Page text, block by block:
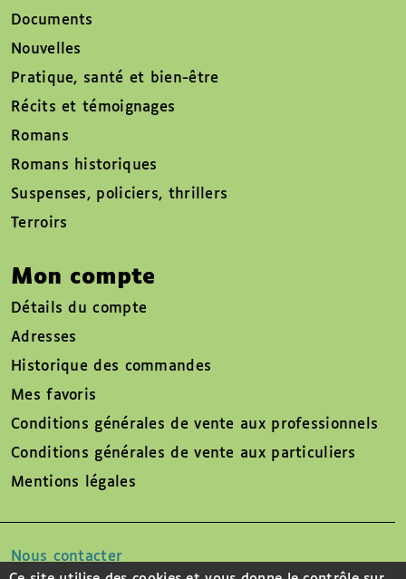
Documents
Nouvelles
Pratique, santé et bien-être
Récits et témoignages
Romans
Romans historiques
Suspenses, policiers, thrillers
Terroirs
Mon compte
Détails du compte
Adresses
Historique des commandes
Mes favoris
Conditions générales de vente aux professionnels
Conditions générales de vente aux particuliers
Mentions légales
Nous contacter